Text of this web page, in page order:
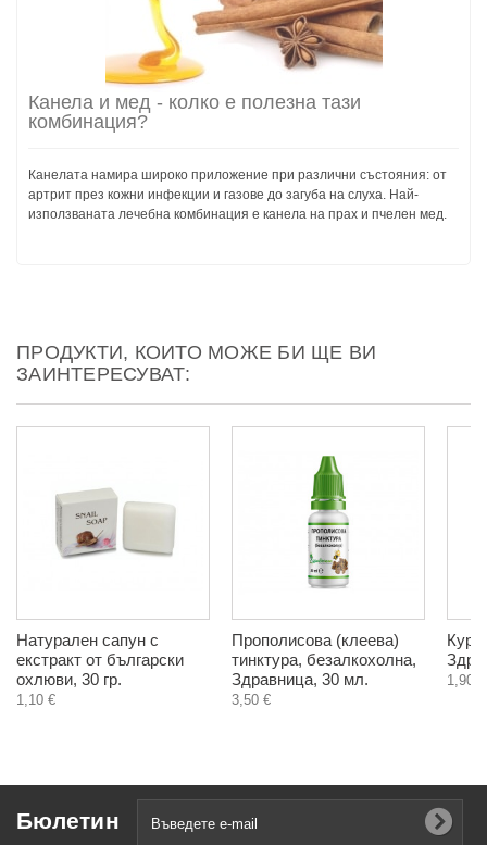
Канела и мед - колко е полезна тази
комбинация?
Канелата намира широко приложение при различни състояния: от
артрит през кожни инфекции и газове до загуба на слуха. Най-
използваната лечебна комбинация е канела на прах и пчелен мед.
ПРОДУКТИ, КОИТО МОЖЕ БИ ЩЕ ВИ
ЗАИНТЕРЕСУВАТ:
Натурален сапун с
екстракт от български
охлюви, 30 гр.
1,10 €
Прополисова (клеева)
тинктура, безалкохолна,
Здравница, 30 мл.
3,50 €
1,90 €
Бюлетин